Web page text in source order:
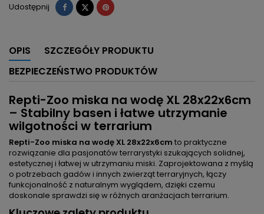
Udostępnij Udostępnij
TweetujPinterest
OPIS
SZCZEGÓŁY PRODUKTU
BEZPIECZEŃSTWO PRODUKTÓW
Repti-Zoo miska na wodę XL 28x22x6cm
– Stabilny basen i łatwe utrzymanie
wilgotności w terrarium
Repti-Zoo miska na wodę XL 28x22x6cm to praktyczne
rozwiązanie dla pasjonatów terrarystyki szukających solidnej,
estetycznej i łatwej w utrzymaniu miski. Zaprojektowana z myślą
o potrzebach gadów i innych zwierząt terraryjnych, łączy
funkcjonalność z naturalnym wyglądem, dzięki czemu
doskonale sprawdzi się w różnych aranżacjach terrarium.